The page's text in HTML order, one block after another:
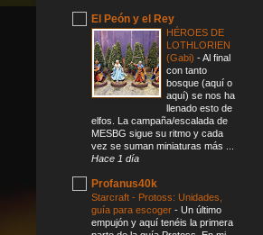
El Peón y el Rey
HÉROES DE
LOTHLORIEN
(Gabi) -Al final
con tanto
bosque (aquí o
aquí) se nos ha
llenado esto de
elfos. La campaña/escalada de
MESBG sigue su ritmo y cada
vez se suman miniaturas más ...
Hace 1 día
Profanus40k
Starcraft - Protoss: Unidades,
guía para escoger - Un último
empujón y aquí tenéis la primera